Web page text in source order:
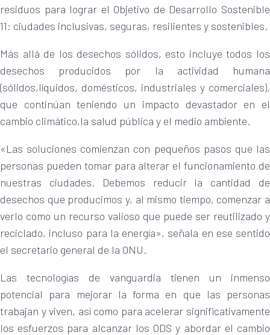
residuos para lograr el Objetivo de Desarrollo Sostenible
11: ciudades inclusivas, seguras, resilientes y sostenibles.
Más allá de los desechos sólidos, esto incluye todos los
desechos producidos por la actividad humana
(sólidos,líquidos, domésticos, industriales y comerciales),
que continúan teniendo un impacto devastador en el
cambio climático,la salud pública y el medio ambiente.
«Las soluciones comienzan con pequeños pasos que las
personas pueden tomar para alterar el funcionamiento de
nuestras ciudades. Debemos reducir la cantidad de
desechos que producimos y, al mismo tiempo, comenzar a
verlo como un recurso valioso que puede ser reutilizado y
reciclado, incluso para la energía», señala en ese sentido
el secretario general de la ONU.
Las tecnologías de vanguardia tienen un inmenso
potencial para mejorar la forma en que las personas
trabajan y viven, así como para acelerar significativamente
los esfuerzos para alcanzar los ODS y abordar el cambio